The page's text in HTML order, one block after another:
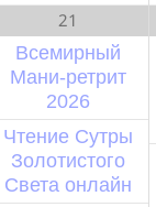
21
Всемирный
Мани-ретрит
2026
Чтение Сутры
Золотистого
Света онлайн